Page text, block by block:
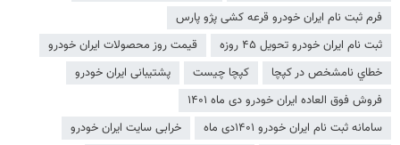
فرم ثبت نام ایران خودرو قرعه کشی پژو پارس
ثبت نام ایران خودرو تحویل ۴۵ روزه
قیمت روز محصولات ایران خودرو
خطاي نامشخص در كپچا
کپچا چیست
پشتیبانی ایران خودرو
فروش فوق العاده ایران خودرو دی ماه ۱۴۰۱
سامانه ثبت نام ایران خودرو ۱۴۰۱دی ماه
خرابی سایت ایران خودرو